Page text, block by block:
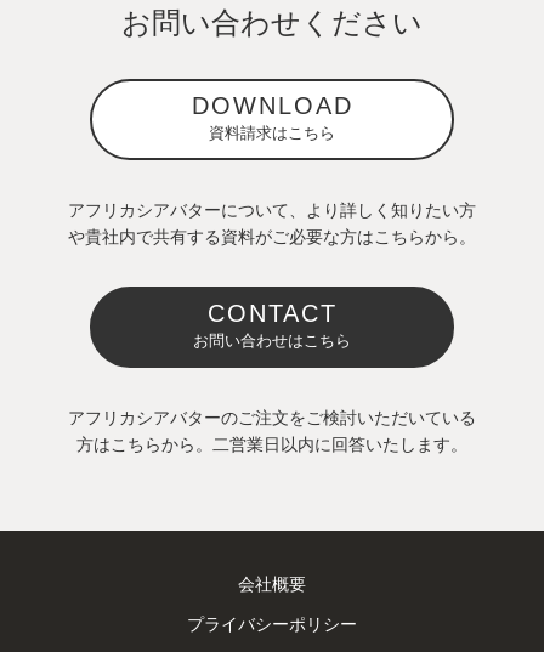
お問い合わせください
DOWNLOAD
資料請求はこちら
アフリカシアバターについて、より詳しく知りたい方
や貴社内で共有する資料がご必要な方はこちらから。
CONTACT
お問い合わせはこちら
アフリカシアバターのご注文をご検討いただいている
方はこちらから。二営業日以内に回答いたします。
会社概要
プライバシーポリシー